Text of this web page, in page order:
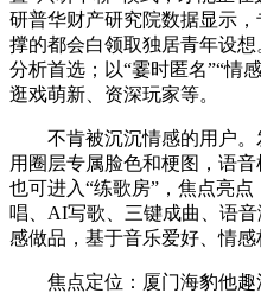
研普华财产研究院数据显示
撑的都会白领取独居青年设
分析首选；以“霎时匿名”“情
逛戏萌新、资深玩家等。
不肯被沉沉情感的用户。
用圈层专属脸色和梗图，语
也可进入“练歌房”，焦点亮
唱、AI写歌、三键成曲、语
感做品，基于音乐爱好、情感
焦点定位：厦门海豹他趣